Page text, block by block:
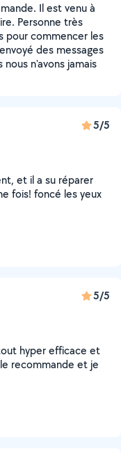
Il est venu à
Personne très
pour commencer les
des messages
n'avons jamais
5/5
et il a su réparer
fois! foncé les yeux
5/5
hyper efficace et
recommande et je